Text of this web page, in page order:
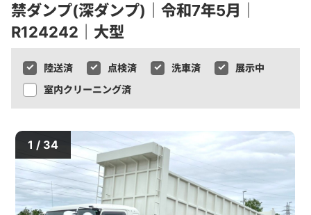
禁ダンプ(深ダンプ)｜令和7年5月｜
R124242｜大型
陸送済 点検済 洗車済
展示中
室内クリーニング済
1 / 34